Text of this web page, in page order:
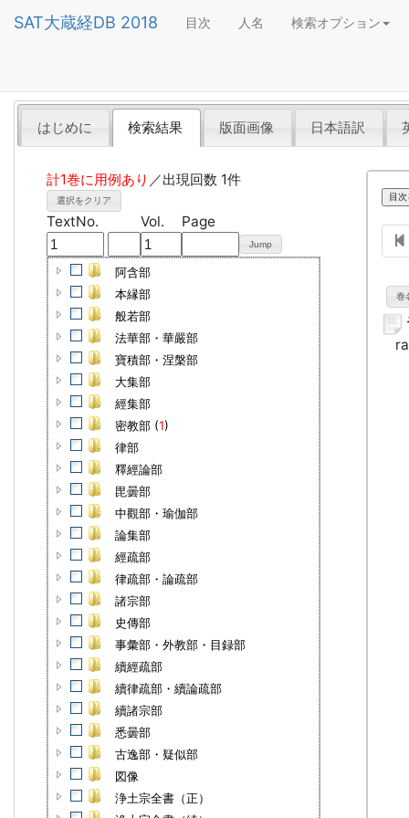
SAT大蔵経DB 2018 目次 人名 検索オプション
はじめに 検索結果 版面画像 日本語訳
計1巻に用例あり ／出現回数 1件
選択をクリア
TextNo. Vol. Page
Jump
阿含部
本縁部
般若部
法華部・華嚴部
寶積部・涅槃部
大集部
經集部
密教部 (1)
律部
釋經論部
毘曇部
中觀部・瑜伽部
論集部
經疏部
律疏部・論疏部
諸宗部
史傳部
事彙部・外教部・目録部
續經疏部
續律疏部・續論疏部
續諸宗部
悉曇部
古逸部・疑似部
図像
浄土宗全書（正）
目
巻
ra